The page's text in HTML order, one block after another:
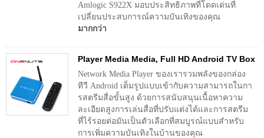
Amlogic S922X มอบประสิทธิภาพที่โดดเด่นที่
เปลี่ยนประสบการณ์ความบันเทิงของคุณ
มากกว่า
Player Media Media, Full HD Android TV Box
Network Media Player ของเรารวมพลังของกล่อง
ทีวี Android เต็มรูปแบบเข้ากับความสามารถในกา
รสตรีมสื่อขั้นสูง ด้วยการสนับสนุนเนื้อหาความ
ละเอียดสูงการเล่นสื่อที่ปรับแต่งได้และการสตรีม
ที่ไร้รอยต่อมันเป็นตัวเลือกที่สมบูรณ์แบบสำหรับ
การเพิ่มความบันเทิงในบ้านของคุณ